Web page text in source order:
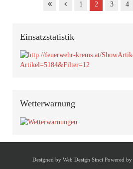
1 2 3 4
Einsatzstatistik
Wetterwarnung
Designed by Web Design Sinci Powered by